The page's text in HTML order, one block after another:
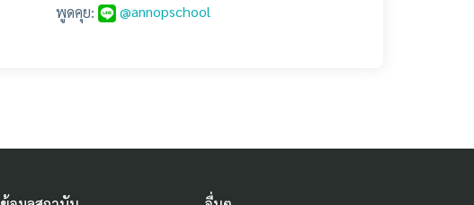
พูดคุย: @annopschool